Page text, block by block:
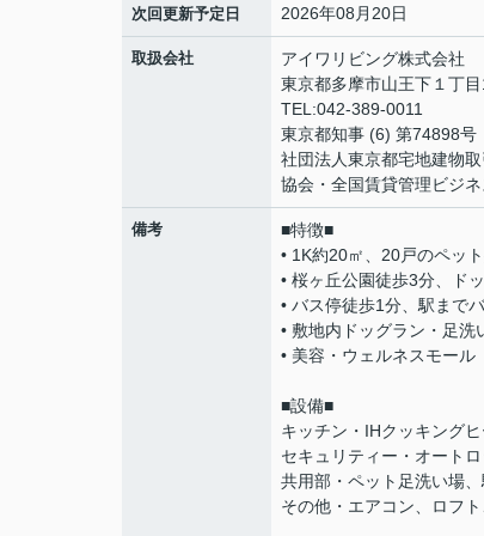
次回更新予定日 2026年08月20日
取扱会社
アイワリビング株式会社
東京都多摩市山王下１丁
TEL:042-389-0011
東京都知事 (6) 第74898号
社団法人東京都宅地建物
協会・全国賃貸管理ビジ
備考
■特徴■
• 1K約20㎡、20戸のペッ
• 桜ヶ丘公園徒歩3分、ド
• バス停徒歩1分、駅まで
• 敷地内ドッグラン・足洗
• 美容・ウェルネスモー
■設備■
キッチン・IHクッキング
セキュリティー・オート
共用部・ペット足洗い場
その他・エアコン、ロフ